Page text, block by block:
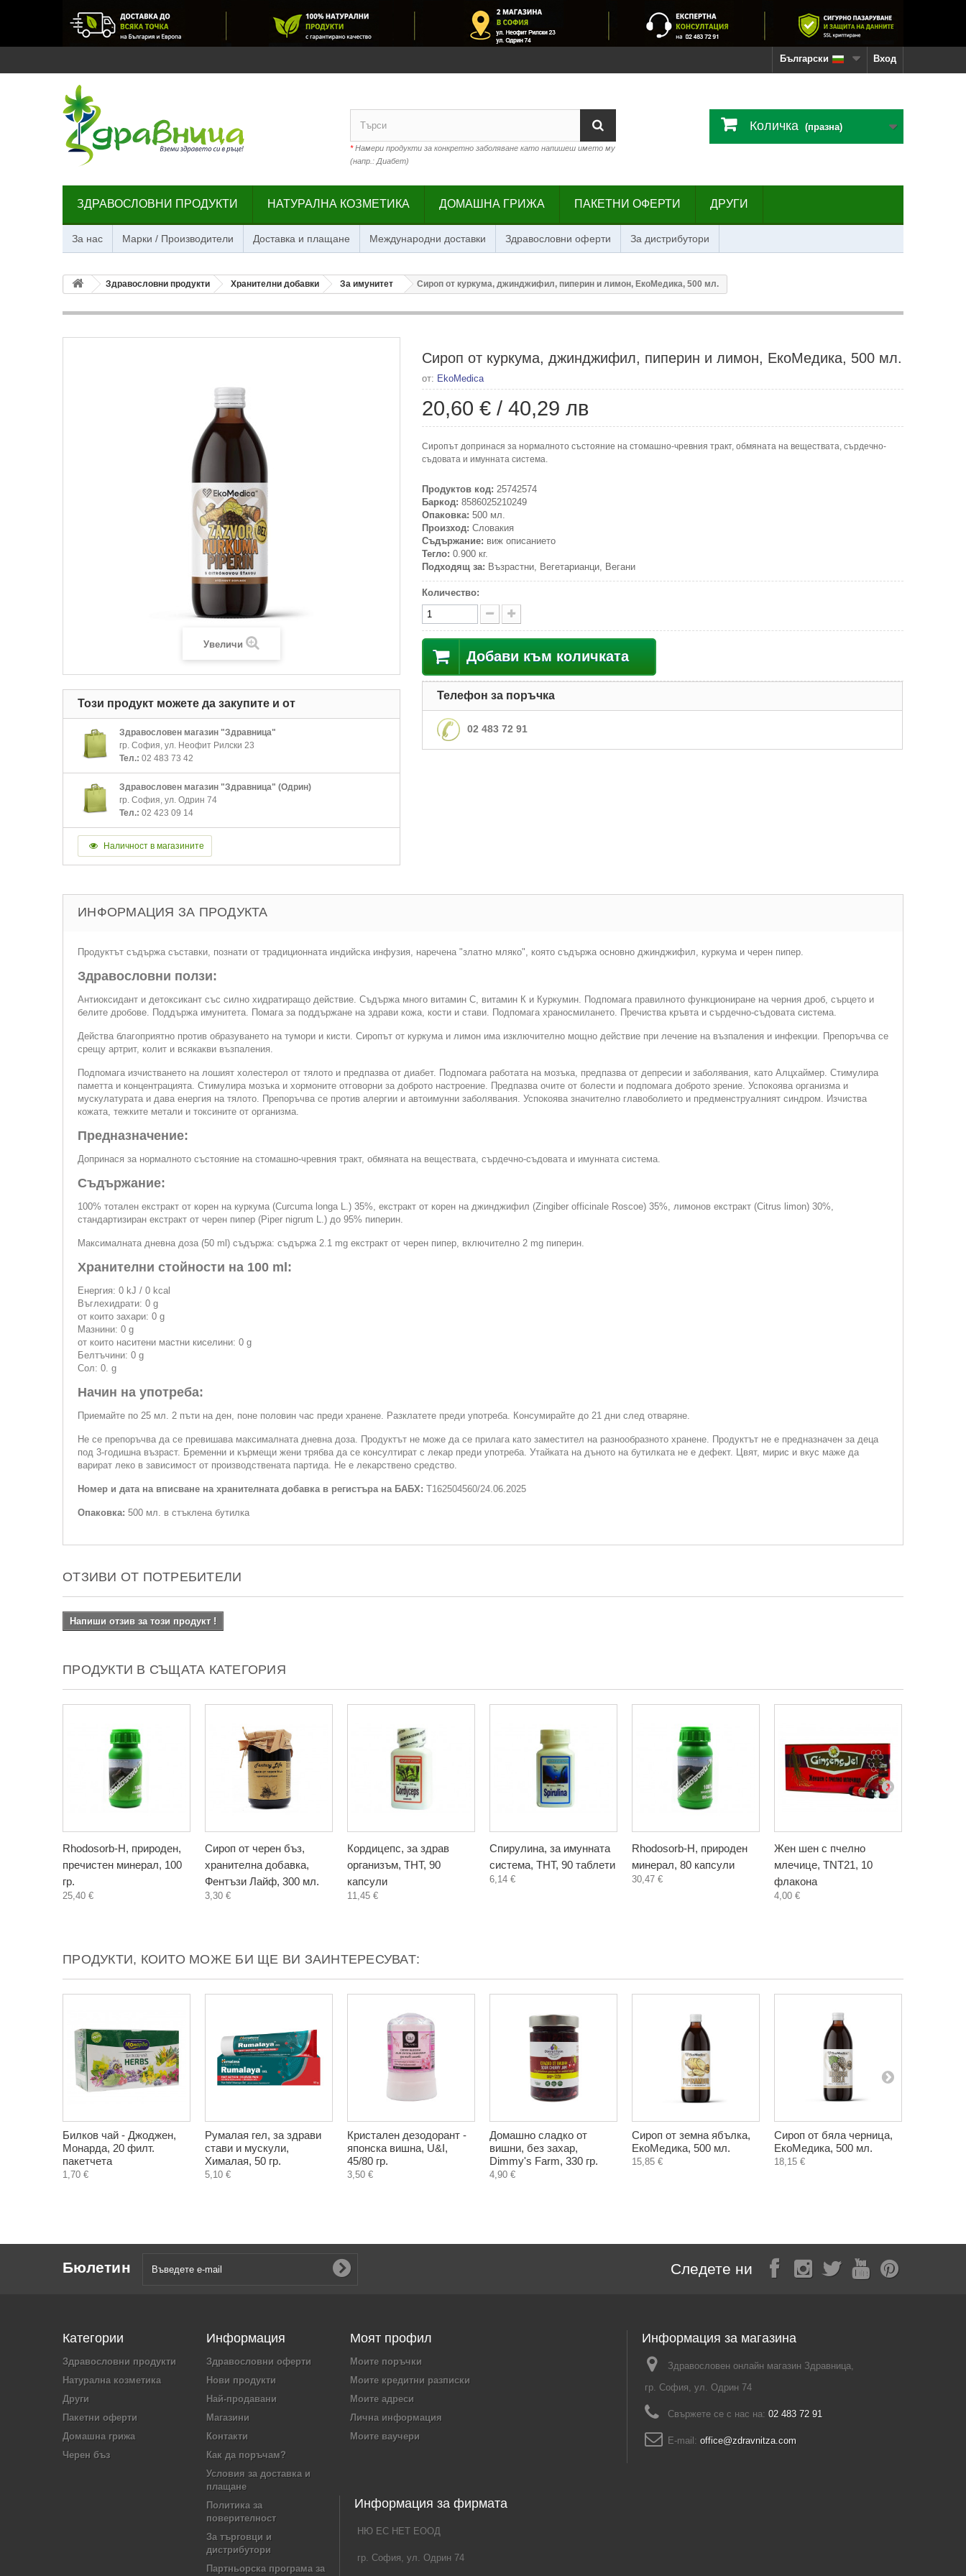
Вход
Български
*Намери продукти за конкретно заболяване като напишеш името му
(напр.: Диабет)
Количка (празна)
ЗДРАВОСЛОВНИ ПРОДУКТИ НАТУРАЛНА КОЗМЕТИКА ДОМАШНА ГРИЖА ПАКЕТНИ ОФЕРТИ ДРУГИ
За нас Марки / Производители Доставка и плащане Международни доставки Здравословни оферти За дистрибутори
Здравословни продукти Хранителни добавки За имунитет Сироп от куркума, джинджифил, пиперин и лимон, ЕкоМедика, 500 мл.
Увеличи
Този продукт можете да закупите и от
Здравословен магазин "Здравница"
гр. София, ул. Неофит Рилски 23
Тел.: 02 483 73 42
Здравословен магазин "Здравница" (Одрин)
гр. София, ул. Одрин 74
Тел.: 02 423 09 14
Наличност в магазините
Сироп от куркума, джинджифил, пиперин и лимон, ЕкоМедика, 500 мл.
от: EkoMedica
20,60 € / 40,29 лв
Сиропът допринася за нормалното състояние на стомашно-чревния тракт, обмяната на веществата, сърдечно-
съдовата и имунната система.
Продуктов код: 25742574
Баркод: 8586025210249
Опаковка: 500 мл.
Произход: Словакия
Съдържание: виж описанието
Тегло: 0.900 кг.
Подходящ за: Възрастни, Вегетарианци, Вегани
Количество:
Добави към количката
Телефон за поръчка
02 483 72 91
ИНФОРМАЦИЯ ЗА ПРОДУКТА
Продуктът съдържа съставки, познати от традиционната индийска инфузия, наречена "златно мляко", която съдържа основно джинджифил, куркума и черен пипер.
Здравословни ползи:
Антиоксидант и детоксикант със силно хидратиращо действие. Съдържа много витамин С, витамин К и Куркумин. Подпомага правилното функциониране на черния дроб, сърцето и
белите дробове. Поддържа имунитета. Помага за поддържане на здрави кожа, кости и стави. Подпомага храносмилането. Пречиства кръвта и сърдечно-съдовата система.
Действа благоприятно против образуването на тумори и кисти. Сиропът от куркума и лимон има изключително мощно действие при лечение на възпаления и инфекции. Препоръчва се
срещу артрит, колит и всякакви възпаления.
Подпомага изчистването на лошият холестерол от тялото и предпазва от диабет. Подпомага работата на мозъка, предпазва от депресии и заболявания, като Алцхаймер. Стимулира
паметта и концентрацията. Стимулира мозъка и хормоните отговорни за доброто настроение. Предпазва очите от болести и подпомага доброто зрение. Успокоява организма и
мускулатурата и дава енергия на тялото. Препоръчва се против алергии и автоимунни заболявания. Успокоява значително главоболието и предменструалният синдром. Изчиства
кожата, тежките метали и токсините от организма.
Предназначение:
Допринася за нормалното състояние на стомашно-чревния тракт, обмяната на веществата, сърдечно-съдовата и имунната система.
Съдържание:
100% тотален екстракт от корен на куркума (Curcuma longa L.) 35%, екстракт от корен на джинджифил (Zingiber officinale Roscoe) 35%, лимонов екстракт (Citrus limon) 30%,
стандартизиран екстракт от черен пипер (Piper nigrum L.) до 95% пиперин.
Максималната дневна доза (50 ml) съдържа: съдържа 2.1 mg екстракт от черен пипер, включително 2 mg пиперин.
Хранителни стойности на 100 ml:
Енергия: 0 kJ / 0 kcal
Въглехидрати: 0 g
от които захари: 0 g
Мазнини: 0 g
от които наситени мастни киселини: 0 g
Белтъчини: 0 g
Сол: 0. g
Начин на употреба:
Приемайте по 25 мл. 2 пъти на ден, поне половин час преди хранене. Разклатете преди употреба. Консумирайте до 21 дни след отваряне.
Не се препоръчва да се превишава максималната дневна доза. Продуктът не може да се прилага като заместител на разнообразното хранене. Продуктът не е предназначен за деца
под 3-годишна възраст. Бременни и кърмещи жени трябва да се консултират с лекар преди употреба. Утайката на дъното на бутилката не е дефект. Цвят, мирис и вкус маже да
варират леко в зависимост от производствената партида. Не е лекарствено средство.
Номер и дата на вписване на хранителната добавка в регистъра на БАБХ: T162504560/24.06.2025
Опаковка: 500 мл. в стъклена бутилка
ОТЗИВИ ОТ ПОТРЕБИТЕЛИ
Напиши отзив за този продукт !
ПРОДУКТИ В СЪЩАТА КАТЕГОРИЯ
Rhodosorb-H, природен,
пречистен минерал, 100
гр.
25,40 €
Сироп от черен бъз,
хранителна добавка,
Фентъзи Лайф, 300 мл.
3,30 €
Кордицепс, за здрав
организъм, ТНТ, 90
капсули
11,45 €
Спирулина, за имунната
система, ТНТ, 90 таблети
6,14 €
Rhodosorb-H, природен
минерал, 80 капсули
30,47 €
Жен шен с пчелно
млечице, TNT21, 10
флакона
4,00 €
ПРОДУКТИ, КОИТО МОЖЕ БИ ЩЕ ВИ ЗАИНТЕРЕСУВАТ:
Билков чай - Джоджен,
Монарда, 20 филт.
пакетчета
1,70 €
Румалая гел, за здрави
стави и мускули,
Хималая, 50 гр.
5,10 €
Кристален дезодорант -
японска вишна, U&I,
45/80 гр.
3,50 €
Домашно сладко от
вишни, без захар,
Dimmy's Farm, 330 гр.
4,90 €
Сироп от земна ябълка,
ЕкоМедика, 500 мл.
15,85 €
Сироп от бяла черница,
ЕкоМедика, 500 мл.
18,15 €
Бюлетин Следете ни
Категории
Здравословни продукти
Натурална козметика
Други
Пакетни оферти
Домашна грижа
Черен бъз
Информация
Здравословни оферти
Нови продукти
Най-продавани
Магазини
Контакти
Как да поръчам?
Условия за доставка и
плащане
Политика за
поверителност
За търговци и
дистрибутори
Партньорска програма за
Моят профил
Моите поръчки
Моите кредитни разписки
Моите адреси
Лична информация
Моите ваучери
Информация за магазина
Здравословен онлайн магазин Здравница,
гр. София, ул. Одрин 74
Свържете се с нас на: 02 483 72 91
E-mail: office@zdravnitza.com
Информация за фирмата
НЮ ЕС НЕТ ЕООД
гр. София, ул. Одрин 74